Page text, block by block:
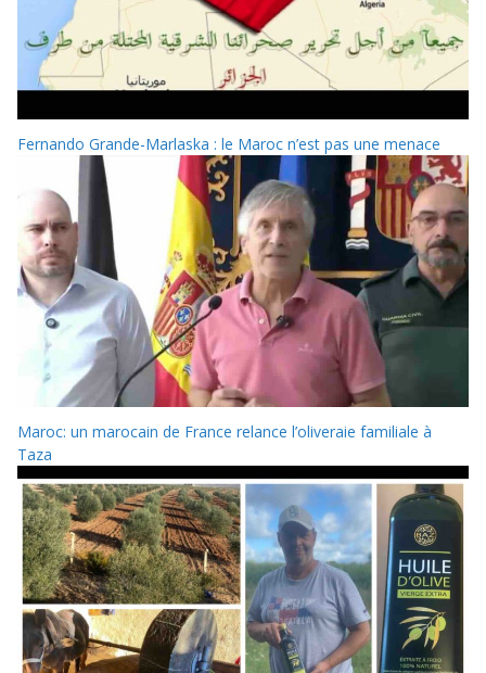
Fernando Grande-Marlaska : le Maroc n’est pas une menace
Maroc: un marocain de France relance l’oliveraie familiale à
Taza